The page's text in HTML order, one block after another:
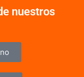
nuestros